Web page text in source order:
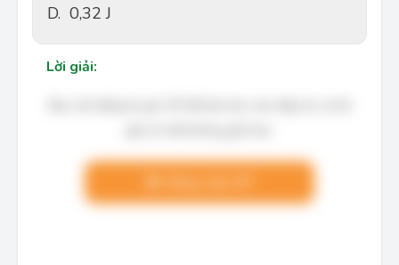
D. 0,32 J
Lời giải: